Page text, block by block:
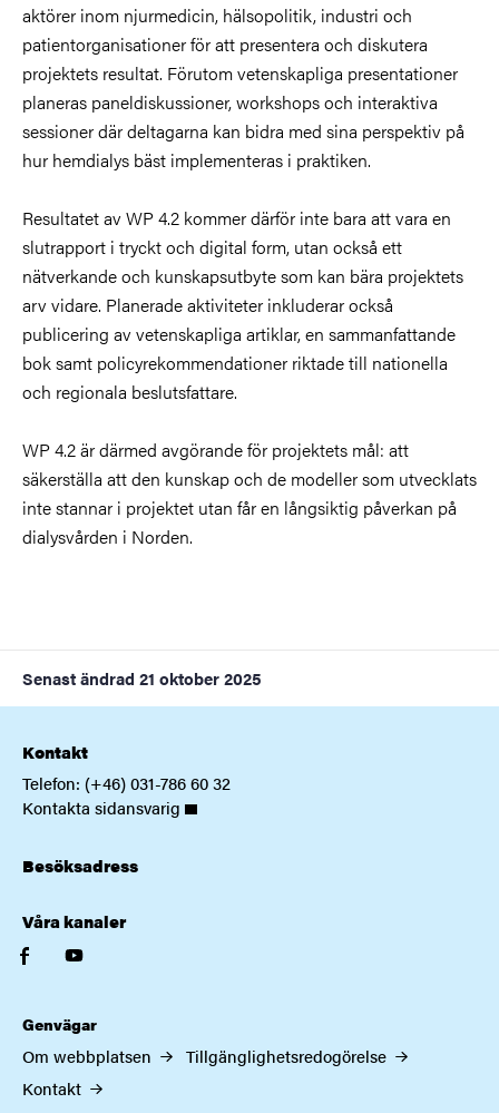
aktörer inom njurmedicin, hälsopolitik, industri och
patientorganisationer för att presentera och diskutera
projektets resultat. Förutom vetenskapliga presentationer
planeras paneldiskussioner, workshops och interaktiva
sessioner där deltagarna kan bidra med sina perspektiv på
hur hemdialys bäst implementeras i praktiken.
Resultatet av WP 4.2 kommer därför inte bara att vara en
slutrapport i tryckt och digital form, utan också ett
nätverkande och kunskapsutbyte som kan bära projektets
arv vidare. Planerade aktiviteter inkluderar också
publicering av vetenskapliga artiklar, en sammanfattande
bok samt policyrekommendationer riktade till nationella
och regionala beslutsfattare.
WP 4.2 är därmed avgörande för projektets mål: att
säkerställa att den kunskap och de modeller som utvecklats
inte stannar i projektet utan får en långsiktig påverkan på
dialysvården i Norden.
Senast ändrad 21 oktober 2025
Kontakt
Telefon: (+46) 031-786 60 32
Kontakta sidansvarig
Besöksadress
Våra kanaler
facebookyoutube
Genvägar
Om webbplatsen
Tillgänglighetsredogörelse
Kontakt